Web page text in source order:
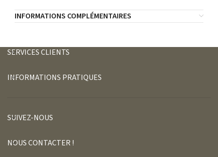
INFORMATIONS COMPLÉMENTAIRES
SERVICES CLIENTS
INFORMATIONS PRATIQUES
SUIVEZ-NOUS
NOUS CONTACTER !